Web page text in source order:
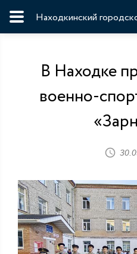
Находкинский
В Находке
военно-